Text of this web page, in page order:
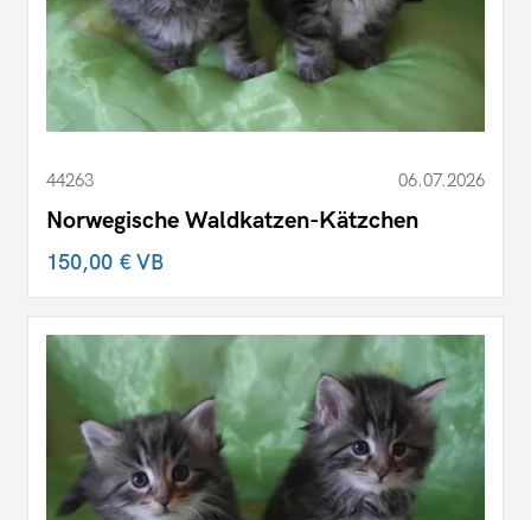
44263 06.07.2026
Norwegische Waldkatzen-Kätzchen
150,00 €VB